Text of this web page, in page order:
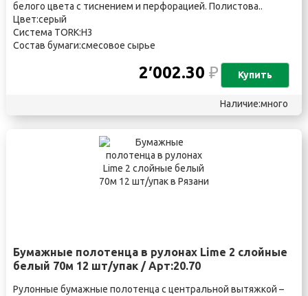
белого цвета с тиснением и перфорацией. Полистова..
Цвет:серый
Система TORK:H3
Состав бумаги:смесовое сырье
2′002.30₽ Купить
Наличие:много
Бумажные полотенца в рулонах Lime 2 слойные
белый 70м 12 шт/упак / Арт:20.70
Рулонные бумажные полотенца с центральной вытяжкой –